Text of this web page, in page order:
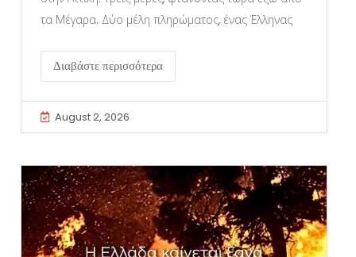
τα Μέγαρα. Δύο μέλη πληρώματος, ένας Έλληνας
Διαβάστε περισσότερα
August 2, 2026